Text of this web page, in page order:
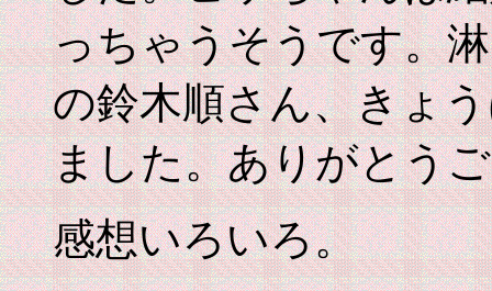
っちゃうそうです。
の鈴木順さん、きょ
ました。ありがとう
感想いろいろ。